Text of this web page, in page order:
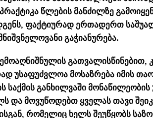
წლების მანძილზე
ფაქტიურად ერთადერთ
გაჭიანურება.
უსაფუძვლოა მოსაზრება იმის
საქმის განხილვაში
და მოვუწოდებთ ყველას თავი
რომელიც ხელს შეუწყობს